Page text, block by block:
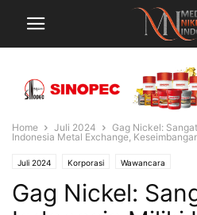
Home Juli 2024
Gag Nickel:
Indonesia Metal Exchange,
Juli 2024 Korporasi Wawancara
Gag Nickel: